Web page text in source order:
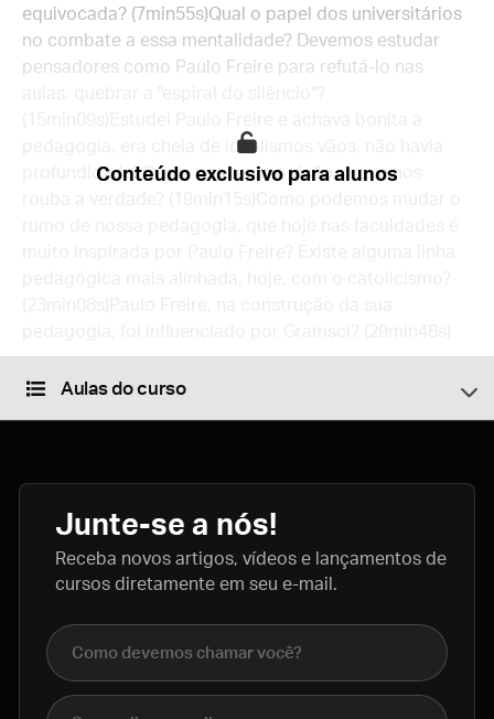
equivocada? (7min55s)Qual o papel dos universitários
no combate a essa mentalidade? Devemos estudar
pensadores como Paulo Freire para refutá-lo nas
pedagogia, era cheia de idealismos vãos, não havia
profundidade. O que nos turva a visão, o que nos
Conteúdo exclusivo para alunos
Aulas do curso
Junte-se a nós!
Receba novos artigos, vídeos e lançamentos de
cursos diretamente em seu e-mail.
Nome completo
E-mail